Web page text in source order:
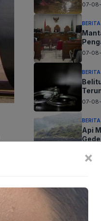
07-
BERITA
07-
BERITA
07-
BERITA
Api
Gede
07-
06-
×